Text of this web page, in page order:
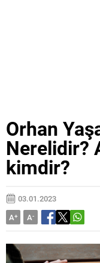
Orhan
Nerelidir?
kimdir?
03.01.2023
A+ A-